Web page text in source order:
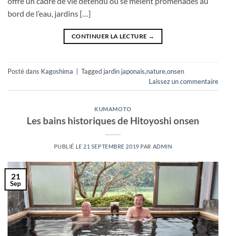
bord de l’eau, jardins […]
CONTINUER LA LECTURE →
Posté dans Kagoshima Tagged jardin japonais,nature,onsen
Laissez un commentaire
KUMAMOTO
Les bains historiques de Hitoyoshi onsen
PUBLIÉ LE 21 SEPTEMBRE 2019 PAR ADMIN
21
Sep